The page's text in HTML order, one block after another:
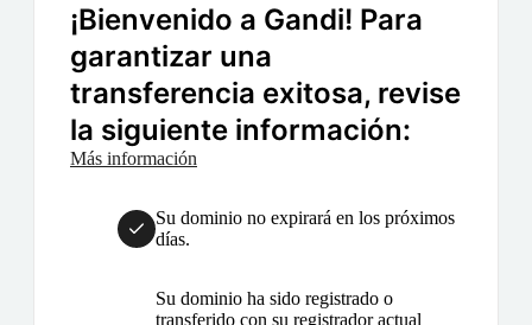
¡Bienvenido a Gandi! Para
garantizar una
transferencia exitosa, revise
la siguiente información:
Más información
Su dominio no expirará en los próximos
días.
Su dominio ha sido registrado o
transferido con su registrador actual